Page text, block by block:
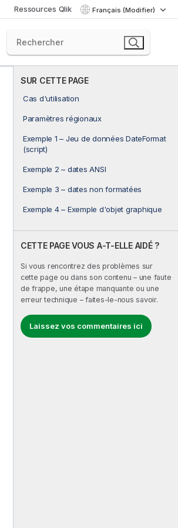
Ressources Qlik Français (Modifier)
SUR CETTE PAGE
Cas d'utilisation
Paramètres régionaux
Exemple 1 – Jeu de données DateFormat
(script)
Exemple 2 – dates ANSI
Exemple 3 – dates non formatées
Exemple 4 – Exemple d'objet graphique
CETTE PAGE VOUS A-T-ELLE AIDÉ ?
Si vous rencontrez des problèmes sur
cette page ou dans son contenu – une faute
de frappe, une étape manquante ou une
erreur technique – faites-le-nous savoir.
Laissez vos commentaires ici